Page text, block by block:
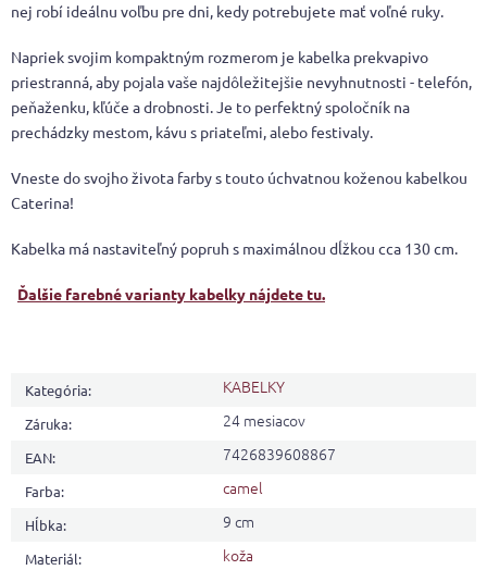
nej robí ideálnu voľbu pre dni, kedy potrebujete mať voľné ruky.
Napriek svojim kompaktným rozmerom je kabelka prekvapivo
priestranná, aby pojala vaše najdôležitejšie nevyhnutnosti - telefón,
peňaženku, kľúče a drobnosti. Je to perfektný spoločník na
prechádzky mestom, kávu s priateľmi, alebo festivaly.
Vneste do svojho života farby s touto úchvatnou koženou kabelkou
Caterina!
Kabelka má nastaviteľný popruh s maximálnou dĺžkou cca 130 cm.
Ďalšie farebné varianty kabelky nájdete tu.
Kategória: KABELKY
Záruka: 24 mesiacov
EAN: 7426839608867
Farba: camel
Hĺbka: 9 cm
Materiál: koža